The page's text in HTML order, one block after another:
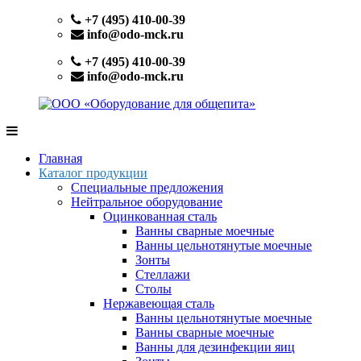
+7 (495) 410-00-39
info@odo-mck.ru
+7 (495) 410-00-39
info@odo-mck.ru
«Оборудование
общепита»
нейтрального
оборудования.
Поставки
теплового,
электромеханического
Главная
Каталог продукции
Специальные предложения
Нейтральное оборудование
Оцинкованная сталь
Ванны сварные моечные
Ванны цельнотянутые моечные
Зонты
Стеллажи
Столы
Нержавеющая сталь
Ванны цельнотянутые моечные
Ванны сварные моечные
Ванны для дезинфекции яиц